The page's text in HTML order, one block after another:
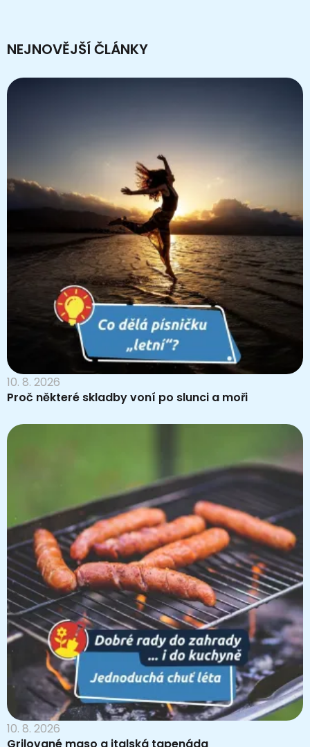
NEJNOVĚJŠÍ ČLÁNKY
10. 8. 2026
Proč některé skladby voní po slunci a moři
10. 8. 2026
Grilované maso a italská tapenáda